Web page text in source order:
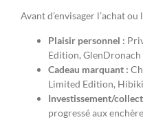
Avant d’envisager l’achat
Plaisir personnel :
Edition,
Cadeau marquant :
Limited Edition,
Investissement/
progressé aux